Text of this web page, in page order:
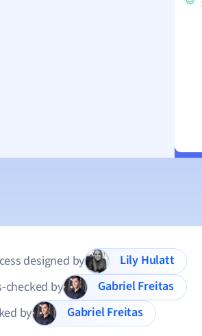
designed by
Lily Hulatt
checked by
Gabriel Freitas
by
Gabriel Freitas